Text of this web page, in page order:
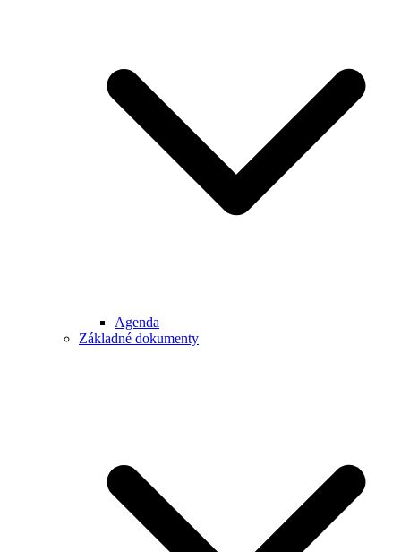
Agenda
Základné dokumenty